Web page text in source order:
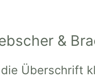
&
Überschrift